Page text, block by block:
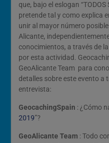
que, bajo el eslogan “TODOS
pretende tal y como explica
unir al mayor número
Alicante,
conocimientos, a través de
por esta actividad.
GeoAlicante Team para
detalles sobre este evento a
entrevista:
GeocachingSpain : ¿Cómo
2019”?
GeoAlicante Team : Todo